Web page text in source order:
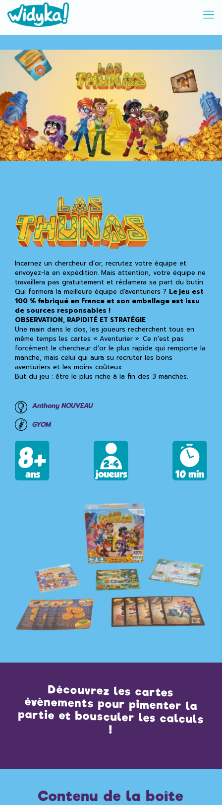
Incarnez un chercheur d’or, recrutez votre équipe et
envoyez-la en expédition. Mais attention, votre équipe ne
travaillera pas gratuitement et réclamera sa part du butin.
Qui formera la meilleure équipe d’aventuriers ? Le jeu est
100 % fabriqué en France et son emballage est issu
de sources responsables !
OBSERVATION, RAPIDITÉ ET STRATÉGIE
Une main dans le dos, les joueurs recherchent tous en
même temps les cartes « Aventurier ». Ce n’est pas
forcément le chercheur d’or le plus rapide qui remporte la
manche, mais celui qui aura su recruter les bons
aventuriers et les moins coûteux.
But du jeu : être le plus riche à la fin des 3 manches.
Anthony NOUVEAU
GYOM
Découvrez les cartes
évènements pour pimenter la
partie et bousculer les calculs
!
Contenu de la boîte